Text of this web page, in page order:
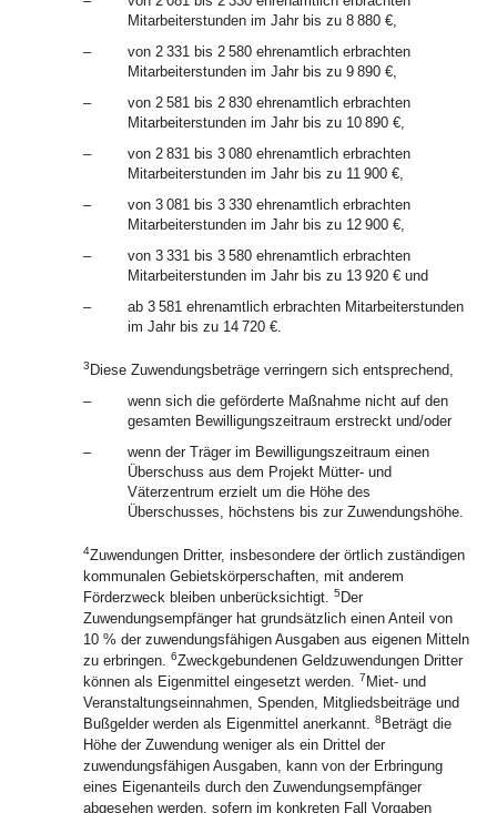
Mitarbeiterstunden im Jahr bis zu 8 880 €,
–
von 2 331 bis 2 580 ehrenamtlich erbrachten
Mitarbeiterstunden im Jahr bis zu 9 890 €,
–
von 2 581 bis 2 830 ehrenamtlich erbrachten
Mitarbeiterstunden im Jahr bis zu 10 890 €,
–
von 2 831 bis 3 080 ehrenamtlich erbrachten
Mitarbeiterstunden im Jahr bis zu 11 900 €,
–
von 3 081 bis 3 330 ehrenamtlich erbrachten
Mitarbeiterstunden im Jahr bis zu 12 900 €,
–
von 3 331 bis 3 580 ehrenamtlich erbrachten
Mitarbeiterstunden im Jahr bis zu 13 920 € und
–
ab 3 581 ehrenamtlich erbrachten Mitarbeiterstunden
im Jahr bis zu 14 720 €.
3 Diese Zuwendungsbeträge verringern sich entsprechend,
–
wenn sich die geförderte Maßnahme nicht auf den
gesamten Bewilligungszeitraum erstreckt und/oder
–
wenn der Träger im Bewilligungszeitraum einen
Überschuss aus dem Projekt Mütter- und
Väterzentrum erzielt um die Höhe des
Überschusses, höchstens bis zur Zuwendungshöhe.
4Zuwendungen Dritter, insbesondere der örtlich zuständigen
kommunalen Gebietskörperschaften, mit anderem
Förderzweck bleiben unberücksichtigt. 5 Der
Zuwendungsempfänger hat grundsätzlich einen Anteil von
10 % der zuwendungsfähigen Ausgaben aus eigenen Mitteln
zu erbringen. 6Zweckgebundenen Geldzuwendungen Dritter
können als Eigenmittel eingesetzt werden. 7 Miet- und
Veranstaltungseinnahmen, Spenden, Mitgliedsbeiträge und
Bußgelder werden als Eigenmittel anerkannt. 8 Beträgt die
Höhe der Zuwendung weniger als ein Drittel der
zuwendungsfähigen Ausgaben, kann von der Erbringung
eines Eigenanteils durch den Zuwendungsempfänger
abgesehen werden, sofern im konkreten Fall Vorgaben